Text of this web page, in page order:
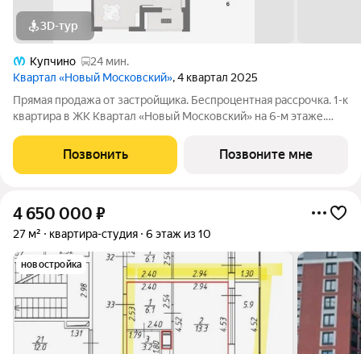
3D-тур
Купчино
24 мин.
Квартал «Новый Московский», 4 квартал 2025
Прямая продажа от застройщика. Беспроцентная рассрочка. 1-к
квартира в ЖК Квартал «Новый Московский» на 6-м этаже.
квартал «Новый Московский» в Пушкинском районе. Этот
комплекс объединит в себе
Позвонить Позвоните мне
4 650 000 ₽
27 м² квартира-студия 6 этаж из 10
новостройка